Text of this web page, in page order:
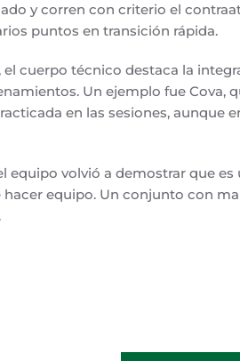
y corren con criterio el
puntos en transición rápida.
el cuerpo técnico destaca la
Un ejemplo fue Cova,
en las sesiones, aunque
equipo volvió a demostrar que
hacer equipo. Un conjunto con